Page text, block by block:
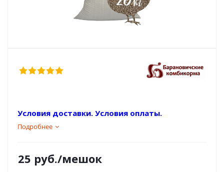
Условия доставки. Условия оплаты.
Подробнее
25 руб./мешок